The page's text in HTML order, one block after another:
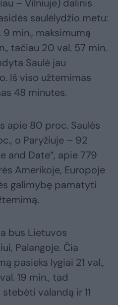
– Vilniuje) dalinis
saulėlydžio metu:
min., maksimumą
tačiau 20 val. 57 min.
Saulė jau
Iš viso užtemimas
48 minutes.
apie 80 proc. Saulės
o Paryžiuje – 92
and Date“, apie 779
Amerikoje, Europoje
galimybę pamatyti
bus Lietuvos
Palangoje. Čia
pasieks lygiai 21 val.,
19 min., tad
valandą ir 11